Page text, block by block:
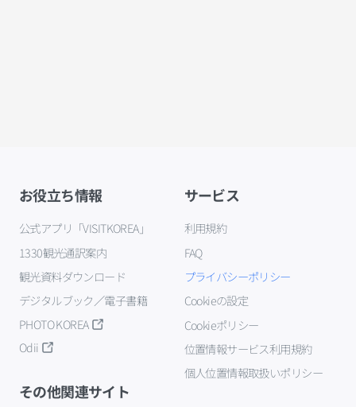
お役立ち情報
公式アプリ「VISITKOREA」
1330観光通訳案内
観光資料ダウンロード
デジタルブック／電子書籍
PHOTO KOREA
Odii
サービス
利用規約
FAQ
プライバシーポリシー
Cookieの設定
Cookieポリシー
位置情報サービス利用規約
個人位置情報取扱いポリシー
その他関連サイト